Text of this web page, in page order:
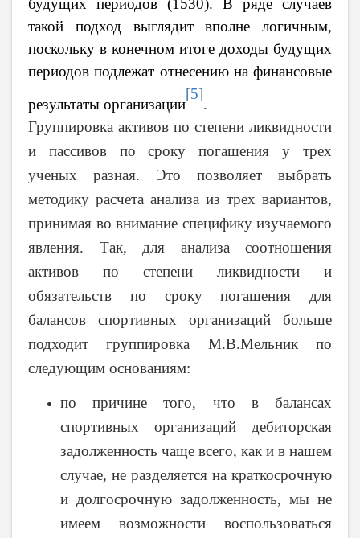
такой подход выглядит вполне логичным,
поскольку в конечном итоге доходы будущих
периодов подлежат отнесению на финансовые
результаты организации
[5]
.
Группировка активов по степени ликвидности
и пассивов по сроку погашения у трех
ученых разная. Это позволяет выбрать
методику расчета анализа из трех вариантов,
принимая во внимание специфику изучаемого
явления. Так, для анализа соотношения
активов по степени ликвидности и
обязательств по сроку погашения для
балансов спортивных организаций больше
подходит группировка М.В.Мельник по
следующим основаниям:
по причине того, что в балансах
спортивных организаций дебиторская
задолженность чаще всего, как и в нашем
случае, не разделяется на краткосрочную
и долгосрочную задолженность, мы не
имеем возможности воспользоваться